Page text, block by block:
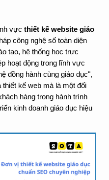
vực thiết kế website giáo
công nghệ số toàn diện
tạo, hệ thống học trực
hoạt động trong lĩnh vực
đồng hành cùng giáo dục",
kế web mà là một đối
hàng trong hành trình
kinh doanh giáo dục hiệu